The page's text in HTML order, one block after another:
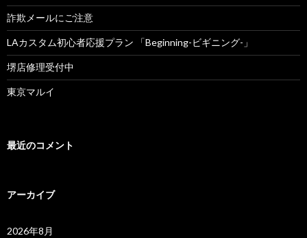
詐欺メールにご注意
LAカスタム初心者応援プラン 「Beginning-ビギニング-」
堺店修理受付中
東京マルイ
最近のコメント
アーカイブ
2026年8月